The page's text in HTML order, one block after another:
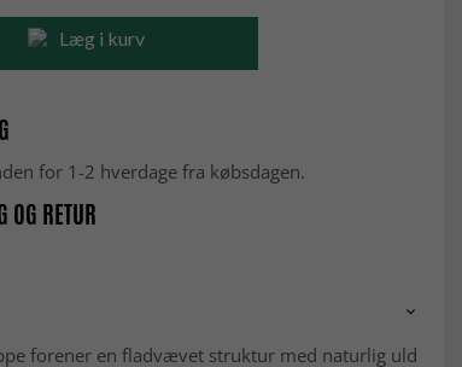
Læg i kurv
for 1-2 hverdage fra købsdagen.
OG RETUR
forener en fladvævet struktur med naturlig uld